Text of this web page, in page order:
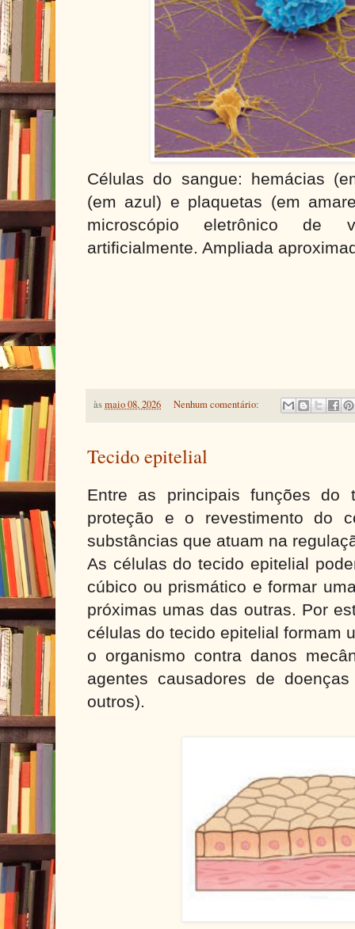
Células do sangue: hemácias
(em azul) e plaquetas (em
microscópio eletrônico de
artificialmente. Ampliada
àsmaio 08, 2026 Nenhum comentário:
Tecido epitelial
Entre as principais funções do
proteção e o revestimento do
substâncias que atuam na
As células do tecido epitelial
cúbico ou prismático e formar
próximas umas das outras. Por
células do tecido epitelial formam
o organismo contra danos
agentes causadores de
outros).